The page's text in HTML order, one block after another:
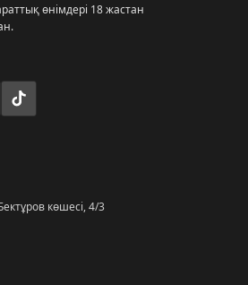
өнімдері 18 жастан
көшесі, 4/3